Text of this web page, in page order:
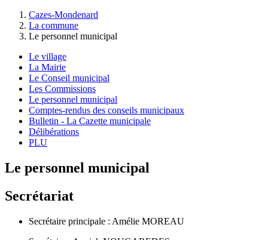
Cazes-Mondenard
La commune
Le personnel municipal
Le village
La Mairie
Le Conseil municipal
Les Commissions
Le personnel municipal
Comptes-rendus des conseils municipaux
Bulletin - La Cazette municipale
Délibérations
PLU
Le personnel municipal
Secrétariat
Secrétaire principale : Amélie MOREAU